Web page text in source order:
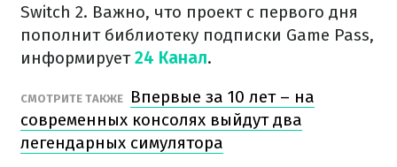
Switch 2. Важно, что проект с первого дня
пополнит библиотеку подписки Game Pass,
информирует24 Канал.
СМОТРИТЕ ТАКЖЕ
Впервые за 10 лет – на
современных консолях выйдут два
легендарных симулятора